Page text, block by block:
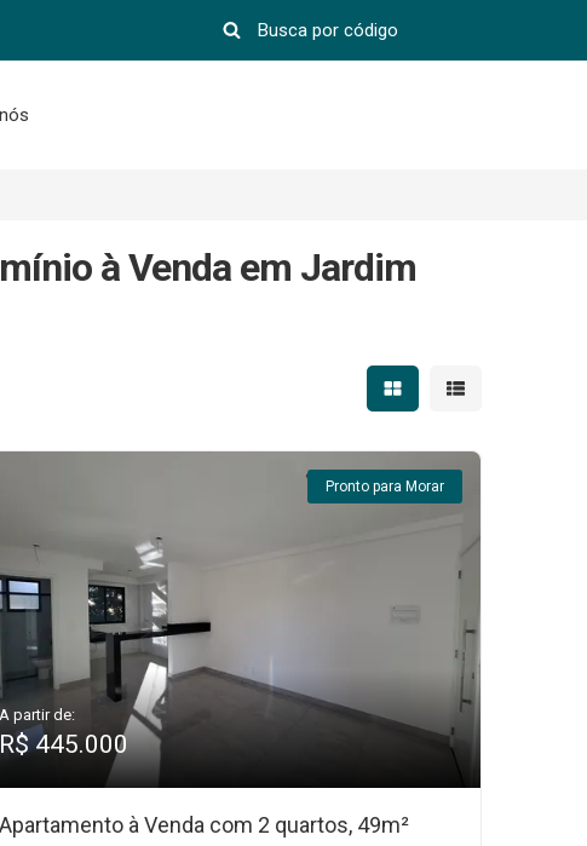
à Venda em Jardim
Mostrar resultados em
Mostrar
Pronto para Morar
A partir de:
R$ 445.000
Apartamento à Venda com 2 quartos, 49m²